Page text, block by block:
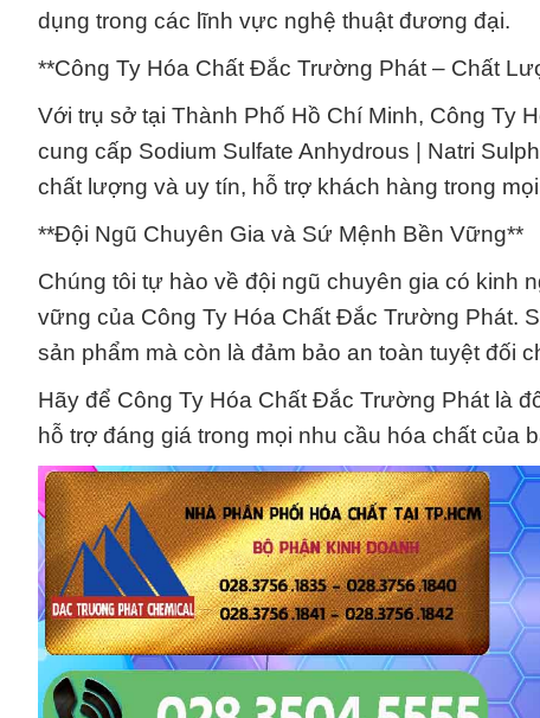
dụng trong các lĩnh vực nghệ thuật đương đại.
**Công Ty Hóa Chất Đắc Trường Phát – Chất
Với trụ sở tại Thành Phố Hồ Chí Minh, Công Ty
cung cấp Sodium Sulfate Anhydrous | Natri
chất lượng và uy tín, hỗ trợ khách hàng trong
**Đội Ngũ Chuyên Gia và Sứ Mệnh Bền Vững**
Chúng tôi tự hào về đội ngũ chuyên gia có kinh
vững của Công Ty Hóa Chất Đắc Trường Phát.
sản phẩm mà còn là đảm bảo an toàn tuyệt đối
Hãy để Công Ty Hóa Chất Đắc Trường Phát là
hỗ trợ đáng giá trong mọi nhu cầu hóa chất của